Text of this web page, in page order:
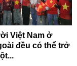
Việt Nam ở
đều có thể trở